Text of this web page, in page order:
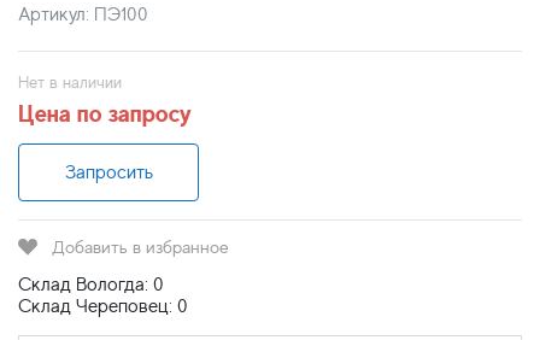
Артикул: ПЭ100
Нет в наличии
Цена по запросу
Запросить
Добавить в избранное
Склад Вологда: 0
Склад Череповец: 0